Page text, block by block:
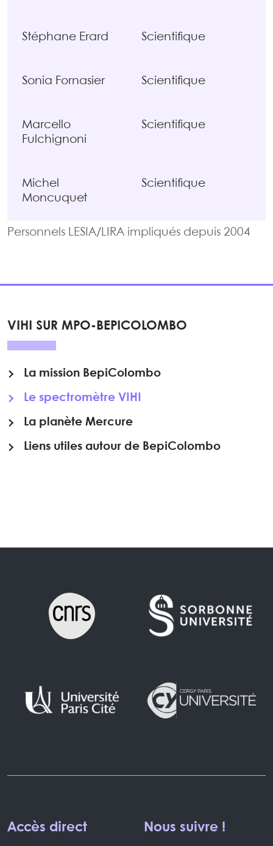
Personnels LESIA/LIRA impliqués depuis 2004
Stéphane Erard Scientifique
Sonia Fornasier Scientifique
Marcello
Fulchignoni
Scientifique
Michel
Moncuquet
Scientifique
VIHI SUR MPO-BEPICOLOMBO
La mission BepiColombo
Le spectromètre VIHI
La planète Mercure
Liens utiles autour de BepiColombo
Accès direct Nous suivre !